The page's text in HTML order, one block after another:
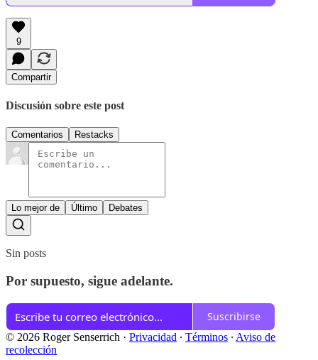
9
Compartir
Discusión sobre este post
Comentarios Restacks
Lo mejor de Último Debates
Sin posts
Por supuesto, sigue adelante.
Suscribirse
© 2026 Roger Senserrich · Privacidad ∙ Términos ∙ Aviso de
recolección